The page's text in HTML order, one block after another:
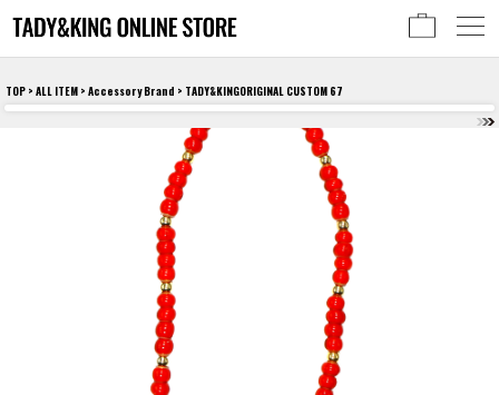
TOP > ALL ITEM > Accessory Brand > TADY&KINGORIGINAL CUSTOM 67